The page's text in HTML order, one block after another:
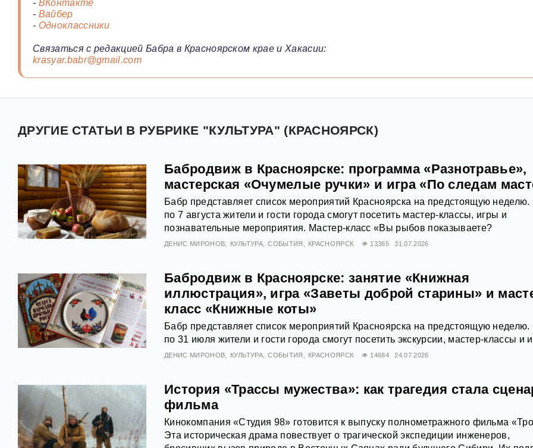
- ВКонтакте
- Вайбер
- Одноклассники
Связаться с редакцией Бабра в Красноярском крае и Хакасии:
krasyar.babr@gmail.com
ДРУГИЕ СТАТЬИ В РУБРИКЕ "КУЛЬТУРА" (КРАСНОЯРСК)
Бабродвиж в Красноярске: программа «Разнотравье»,
мастерская «Очумелые ручки» и игра «По следам
Бабр представляет список мероприятий Красноярска на предстоящую неделю.
по 7 августа жители и гости города смогут посетить мастер-классы, игры и
познавательные мероприятия. Мастер-класс «Вы рыбов показываете?
ДЕНИС МИРОНОВ КУЛЬТУРА СОБЫТИЯ КРАСНОЯРСК 13365 31.07.2026
Бабродвиж в Красноярске: занятие «Книжная
иллюстрация», игра «Заветы доброй старины» и
класс «Книжные коты»
Бабр представляет список мероприятий Красноярска на предстоящую
по 31 июля жители и гости города смогут посетить экскурсии, мастер-классы и
ДЕНИС МИРОНОВ КУЛЬТУРА СОБЫТИЯ КРАСНОЯРСК 14684 24.07.2026
История «Трассы мужества»: как трагедия стала
фильма
Кинокомпания «Студия 98» готовится к выпуску полнометражного фильма
Эта историческая драма повествует о трагической экспедиции инженеров,